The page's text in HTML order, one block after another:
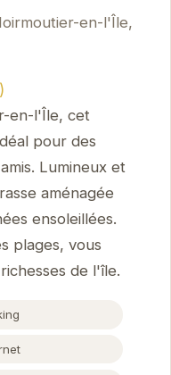
en-l'Île,
en-l'Île, cet
pour des
Lumineux et
aménagée
ensoleillées.
plages, vous
de l'île.